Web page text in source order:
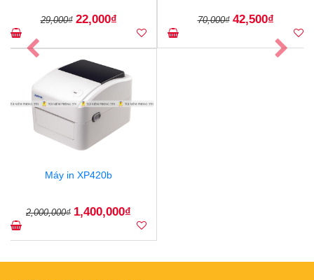
29,000₫ 22,000₫ 70,000₫ 42,500₫
Máy in XP420b
2,000,000₫ 1,400,000₫
Previous